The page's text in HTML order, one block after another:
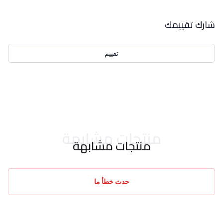
شارك تقييمك
تقييم
منتجات مشابهة
منتجات مشابهة
حدث خطأ ما